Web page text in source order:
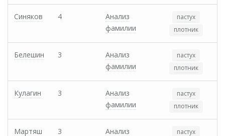
Синяков 4
Анализ
фамилии
пастух
плотник
Белешин 3
Анализ
фамилии
пастух
плотник
Кулагин 3
Анализ
фамилии
пастух
плотник
Мартяш
3
Анализ
пастух